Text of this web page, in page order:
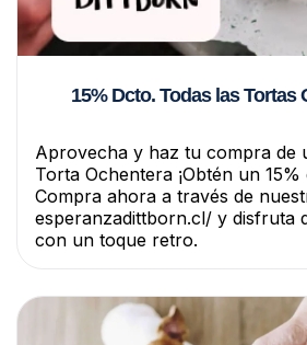
15% Dcto. Todas las Tortas
Aprovecha y haz tu compra de
Torta Ochentera ¡Obtén un
Compra ahora a través de
esperanzadittborn.cl/ y disfruta
con un toque retro.